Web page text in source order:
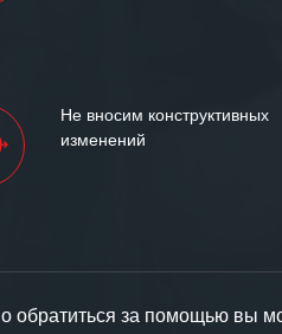
Не вносим конструктивных
изменений
обратиться за помощью вы